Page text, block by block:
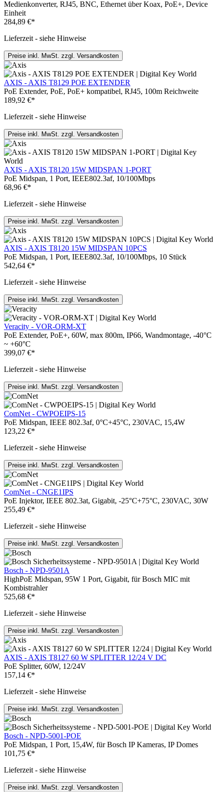
Medienkonverter, RJ45, BNC, Ethernet über Koax, PoE+, Device
Einheit
284,89 €*
Lieferzeit - siehe Hinweise
Preise inkl. MwSt. zzgl. Versandkosten
AXIS - AXIS T8129 POE EXTENDER
PoE Extender, PoE, PoE+ kompatibel, RJ45, 100m Reichweite
189,92 €*
Lieferzeit - siehe Hinweise
Preise inkl. MwSt. zzgl. Versandkosten
AXIS - AXIS T8120 15W MIDSPAN 1-PORT
PoE Midspan, 1 Port, IEEE802.3af, 10/100Mbps
68,96 €*
Lieferzeit - siehe Hinweise
Preise inkl. MwSt. zzgl. Versandkosten
AXIS - AXIS T8120 15W MIDSPAN 10PCS
PoE Midspan, 1 Port, IEEE802.3af, 10/100Mbps, 10 Stück
542,64 €*
Lieferzeit - siehe Hinweise
Preise inkl. MwSt. zzgl. Versandkosten
Veracity - VOR-ORM-XT
PoE Extender, PoE+, 60W, max 800m, IP66, Wandmontage, -40°C
~ +60°C
399,07 €*
Lieferzeit - siehe Hinweise
Preise inkl. MwSt. zzgl. Versandkosten
ComNet - CWPOEIPS-15
PoE Midspan, IEEE 802.3af, 0°C+45°C, 230VAC, 15,4W
123,22 €*
Lieferzeit - siehe Hinweise
Preise inkl. MwSt. zzgl. Versandkosten
ComNet - CNGE1IPS
PoE Injektor, IEEE 802.3at, Gigabit, -25°C+75°C, 230VAC, 30W
255,49 €*
Lieferzeit - siehe Hinweise
Preise inkl. MwSt. zzgl. Versandkosten
Bosch - NPD-9501A
HighPoE Midspan, 95W 1 Port, Gigabit, für Bosch MIC mit
Kombistrahler
525,68 €*
Lieferzeit - siehe Hinweise
Preise inkl. MwSt. zzgl. Versandkosten
AXIS - AXIS T8127 60 W SPLITTER 12/24 V DC
PoE Splitter, 60W, 12/24V
157,14 €*
Lieferzeit - siehe Hinweise
Preise inkl. MwSt. zzgl. Versandkosten
Bosch - NPD-5001-POE
PoE Midspan, 1 Port, 15,4W, für Bosch IP Kameras, IP Domes
101,75 €*
Lieferzeit - siehe Hinweise
Preise inkl. MwSt. zzgl. Versandkosten